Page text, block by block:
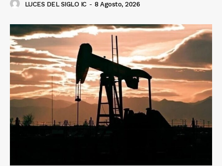
LUCES DEL SIGLO IC - 8 Agosto, 2026